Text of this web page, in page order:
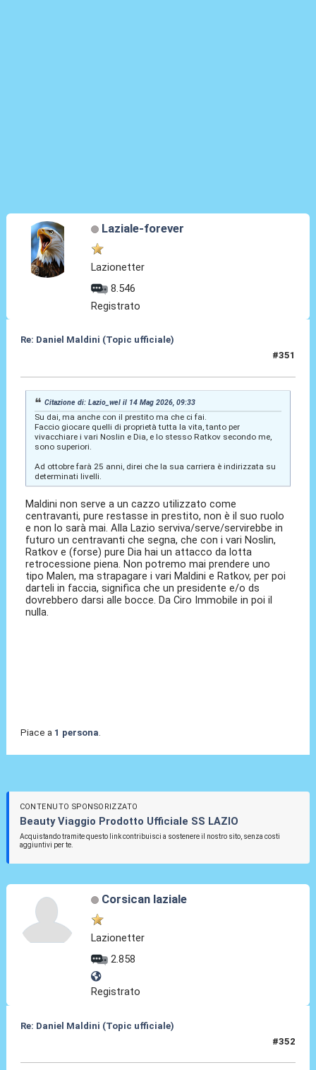
Laziale-forever
Lazionetter
8.546
Registrato
Re: Daniel Maldini (Topic ufficiale)
#351
Citazione di: Lazio_wel il 14 Mag 2026, 09:33
Su dai, ma anche con il prestito ma che ci fai.
Faccio giocare quelli di proprietà tutta la vita, tanto per
vivacchiare i vari Noslin e Dia, e lo stesso Ratkov secondo me,
sono superiori.
Ad ottobre farà 25 anni, direi che la sua carriera è indirizzata su
determinati livelli.
Maldini non serve a un cazzo utilizzato come
centravanti, pure restasse in prestito, non è il suo ruolo
e non lo sarà mai. Alla Lazio serviva/serve/servirebbe in
futuro un centravanti che segna, che con i vari Noslin,
Ratkov e (forse) pure Dia hai un attacco da lotta
retrocessione piena. Non potremo mai prendere uno
tipo Malen, ma strapagare i vari Maldini e Ratkov, per poi
darteli in faccia, significa che un presidente e/o ds
dovrebbero darsi alle bocce. Da Ciro Immobile in poi il
nulla.
Piace a 1 persona.
CONTENUTO SPONSORIZZATO
Beauty Viaggio Prodotto Ufficiale SS LAZIO
Acquistando tramite questo link contribuisci a sostenere il nostro sito, senza costi
aggiuntivi per te.
Corsican laziale
Lazionetter
2.858
Registrato
Re: Daniel Maldini (Topic ufficiale)
#352